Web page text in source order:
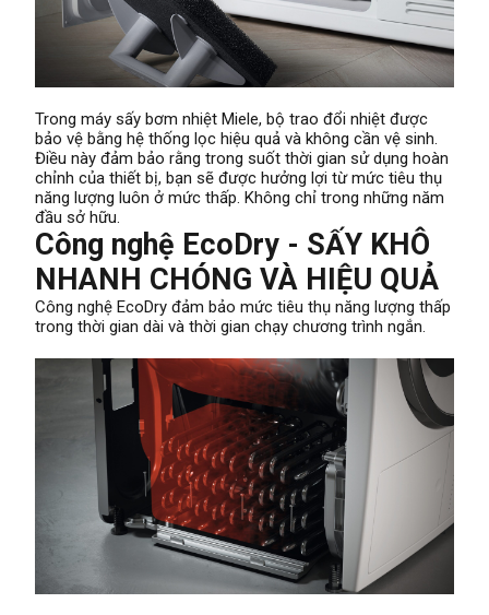
Trong máy sấy bơm nhiệt Miele, bộ trao đổi nhiệt được
bảo vệ bằng hệ thống lọc hiệu quả và không cần vệ sinh.
Điều này đảm bảo rằng trong suốt thời gian sử dụng hoàn
chỉnh của thiết bị, bạn sẽ được hưởng lợi từ mức tiêu thụ
năng lượng luôn ở mức thấp. Không chỉ trong những năm
đầu sở hữu.
Công nghệ EcoDry - SẤY KHÔ
NHANH CHÓNG VÀ HIỆU QUẢ
Công nghệ EcoDry đảm bảo mức tiêu thụ năng lượng thấp
trong thời gian dài và thời gian chạy chương trình ngắn.